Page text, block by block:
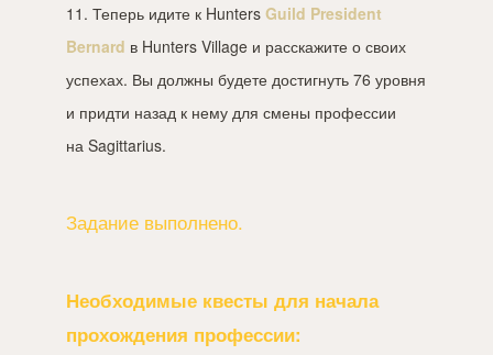
11. Теперь идите к Hunters Guild President
Bernard в Hunters Village и расскажите о своих
успехах. Вы должны будете достигнуть 76 уровня
и придти назад к нему для смены профессии
на Sagittarius.
Задание выполнено.
Необходимые квесты для начала
прохождения профессии: